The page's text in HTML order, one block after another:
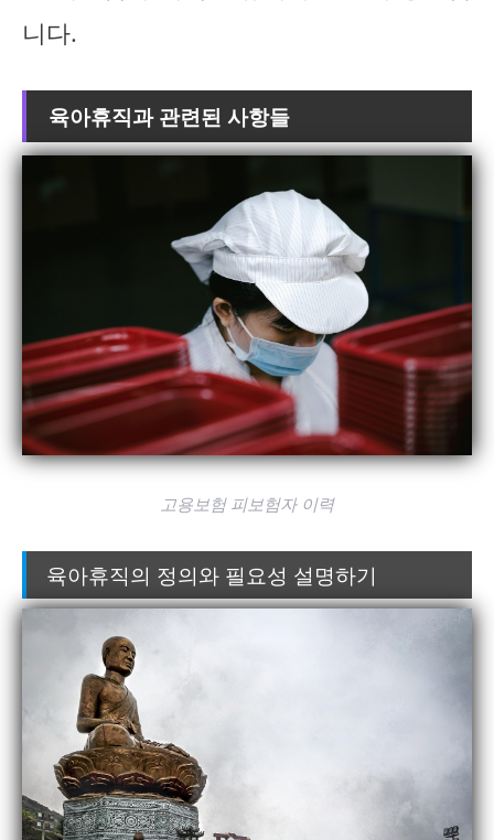
니다.
육아휴직과 관련된 사항들
고용보험 피보험자 이력
육아휴직의 정의와 필요성 설명하기